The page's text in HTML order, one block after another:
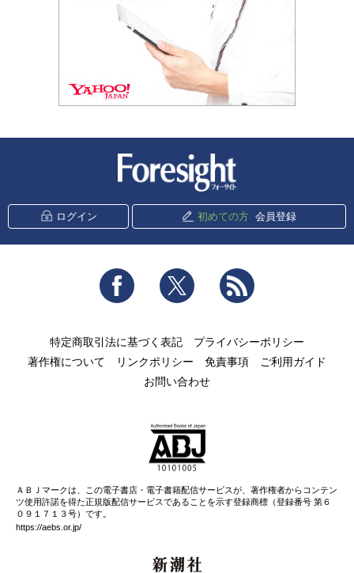
ログイン 初めての方 会員登録
Facebook Twitter
特定商取引法に基づく表記
プライバシーポリシー
著作権について
リンクポリシー 免責事項
ご利用ガイド
お問い合わせ
ＡＢＪマークは、この電子書店・電子書籍配信サービスが、著作権者からコンテン
ツ使用許諾を得た正規版配信サービスであることを示す登録商標（登録番号 第６
０９１７１３号）です。
https://aebs.or.jp/